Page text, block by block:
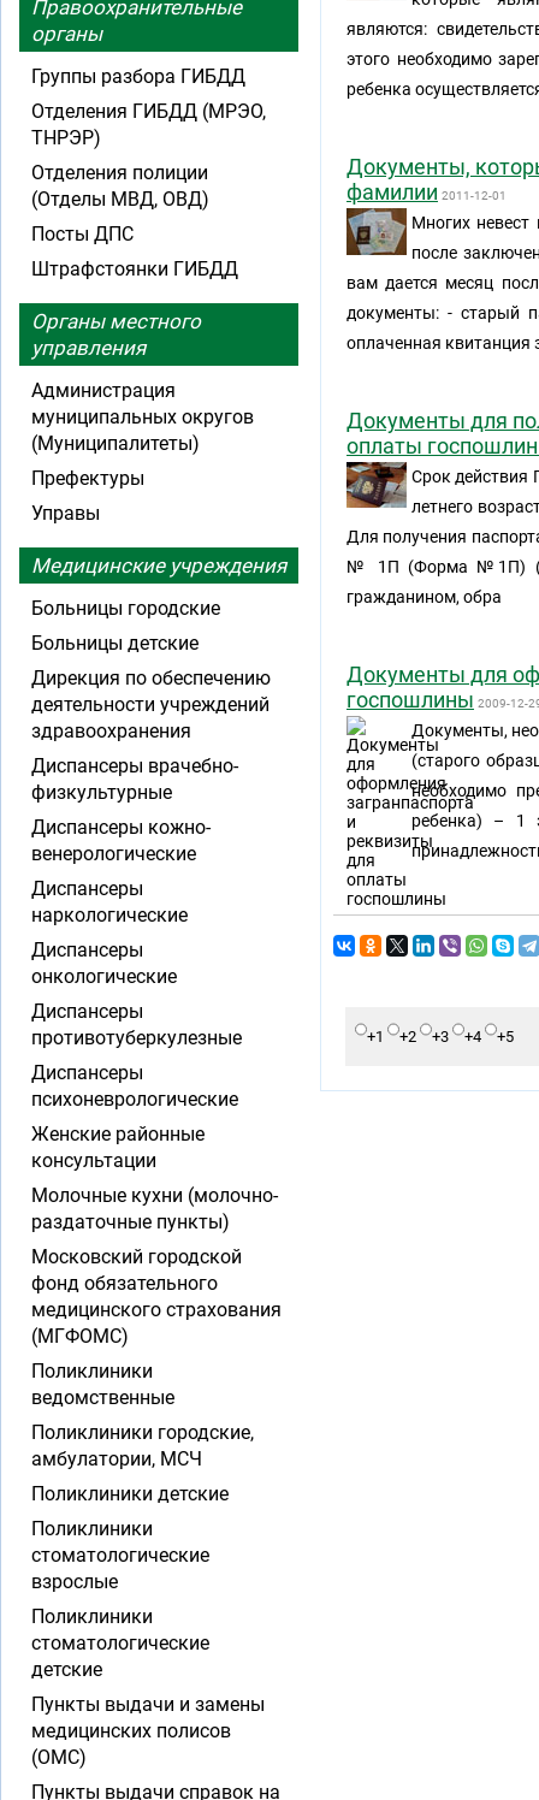
являются:
этого необходимо
ребенка
Документы,
фамилии 2011-12-01
Многих
после
вам дается месяц
документы: - старый
оплаченная квитанция
Документы для
оплаты
Срок действия
летнего
Для получения
№ 1П (Форма №1П)
гражданином, обра
Документы для
госпошлины 2009-12-
Документы,
(старого
необходимо
ребенка) – 1
+1 +2 +3 +4 +5
Правоохранительные
органы
Группы разбора ГИБДД
Отделения ГИБДД (МРЭО,
ТНРЭР)
Отделения полиции
(Отделы МВД, ОВД)
Посты ДПС
Штрафстоянки ГИБДД
Органы местного
управления
Администрация
муниципальных округов
(Муниципалитеты)
Префектуры
Управы
Медицинские учреждения
Больницы городские
Больницы детские
Дирекция по обеспечению
деятельности учреждений
здравоохранения
Диспансеры врачебно-
физкультурные
Диспансеры кожно-
венерологические
Диспансеры
наркологические
Диспансеры
онкологические
Диспансеры
противотуберкулезные
Диспансеры
психоневрологические
Женские районные
консультации
Молочные кухни (молочно-
раздаточные пункты)
Московский городской
фонд обязательного
медицинского страхования
(МГФОМС)
Поликлиники
ведомственные
Поликлиники городские,
амбулатории, МСЧ
Поликлиники детские
Поликлиники
стоматологические
взрослые
Поликлиники
стоматологические
детские
Пункты выдачи и замены
медицинских полисов
(ОМС)
Пункты выдачи справок на